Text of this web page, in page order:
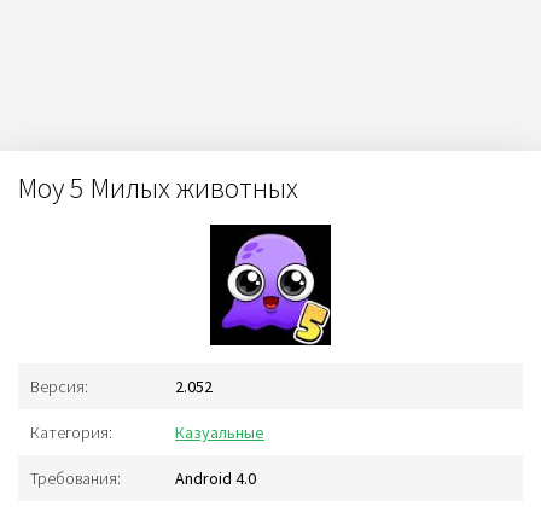
Moy 5 Милых животных
Версия: 2.052
Категория: Казуальные
Требования: Android 4.0